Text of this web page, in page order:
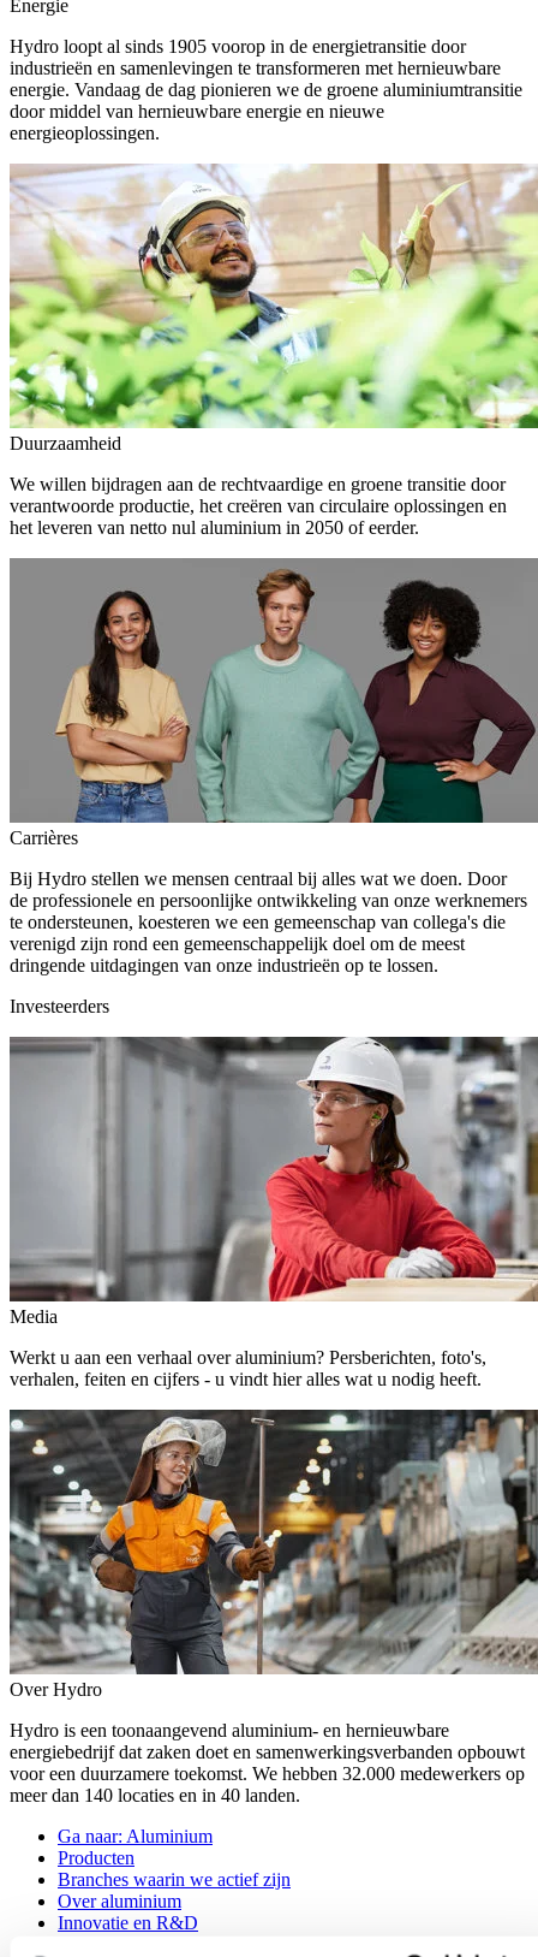
Energie
Hydro loopt al sinds 1905 voorop in de energietransitie door
industrieën en samenlevingen te transformeren met hernieuwbare
energie. Vandaag de dag pionieren we de groene aluminiumtransitie
door middel van hernieuwbare energie en nieuwe
energieoplossingen.
Duurzaamheid
We willen bijdragen aan de rechtvaardige en groene transitie door
verantwoorde productie, het creëren van circulaire oplossingen en
het leveren van netto nul aluminium in 2050 of eerder.
Carrières
Bij Hydro stellen we mensen centraal bij alles wat we doen. Door
de professionele en persoonlijke ontwikkeling van onze werknemers
te ondersteunen, koesteren we een gemeenschap van collega's die
verenigd zijn rond een gemeenschappelijk doel om de meest
dringende uitdagingen van onze industrieën op te lossen.
Investeerders
Media
Werkt u aan een verhaal over aluminium? Persberichten, foto's,
verhalen, feiten en cijfers - u vindt hier alles wat u nodig heeft.
Over Hydro
Hydro is een toonaangevend aluminium- en hernieuwbare
energiebedrijf dat zaken doet en samenwerkingsverbanden opbouwt
voor een duurzamere toekomst. We hebben 32.000 medewerkers op
meer dan 140 locaties en in 40 landen.
Ga naar: Aluminium
Producten
Branches waarin we actief zijn
Over aluminium
Innovatie en R&D